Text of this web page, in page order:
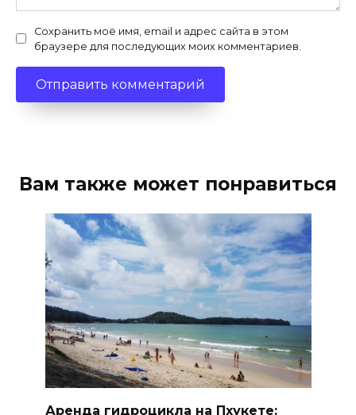
Сохранить моё имя, email и адрес сайта в этом
браузере для последующих моих комментариев.
Вам также может понравиться
Аренда гидроцикла на Пхукете: